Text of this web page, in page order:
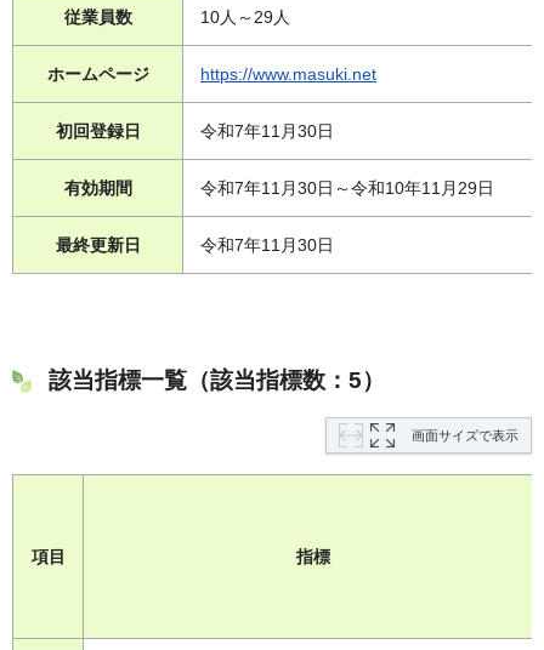
従業員数 10人～29人
ホームページ https://www.masuki.net
初回登録日 令和7年11月30日
有効期間 令和7年11月30日～令和10年11月29日
最終更新日 令和7年11月30日
該当指標一覧（該当指標数：5）
画面サイズで表示
項目 指標